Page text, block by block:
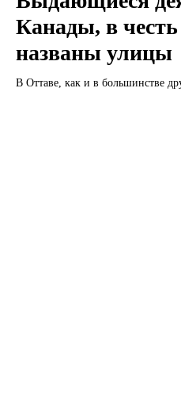
Канады, в
названы улицы
В Оттаве, как и в большинстве